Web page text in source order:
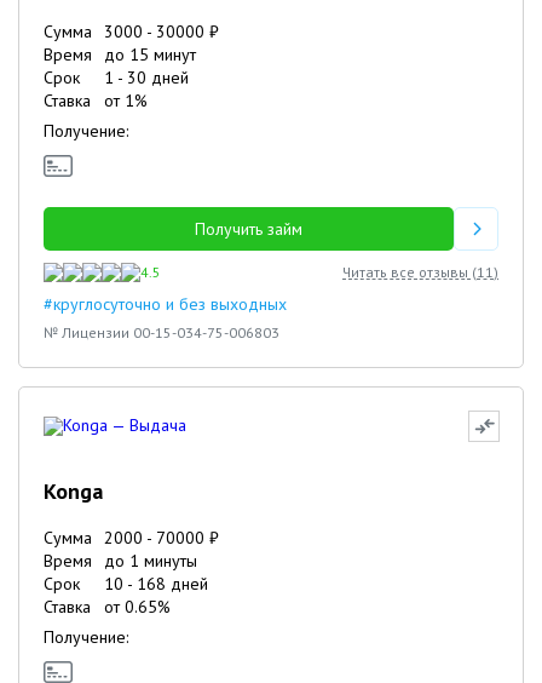
Сумма 3000 - 30000 ₽
Время
до 15 минут
Срок
1 - 30 дней
Ставка
от 1%
Получение:
Получить займ
4.5 Читать все отзывы (11)
#круглосуточно и без выходных
№ Лицензии 00-15-034-75-006803
Konga
Сумма 2000 - 70000 ₽
Время
до 1 минуты
Срок
10 - 168 дней
Ставка
от0.65%
Получение: